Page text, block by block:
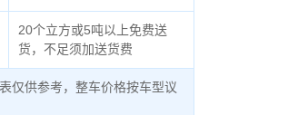
20个立方或5吨以上免费送
货，不足须加送货费
仅供参考，整车价格按车型议